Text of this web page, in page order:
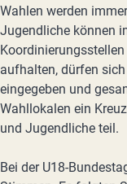
Wahlen werden
Jugendliche können
aufhalten, dürfen
eingegeben und
Wahllokalen ein
und Jugendliche teil.
Bei der U18-